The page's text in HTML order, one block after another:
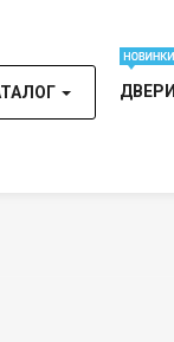
ДВЕРИ